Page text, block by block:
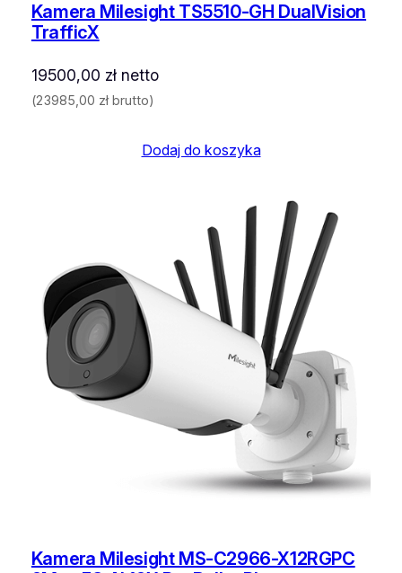
Kamera Milesight TS5510-GH DualVision
TrafficX
19500,00 złnetto
(23985,00 złbrutto)
Dodaj do koszyka
Kamera Milesight MS-C2966-X12RGPC